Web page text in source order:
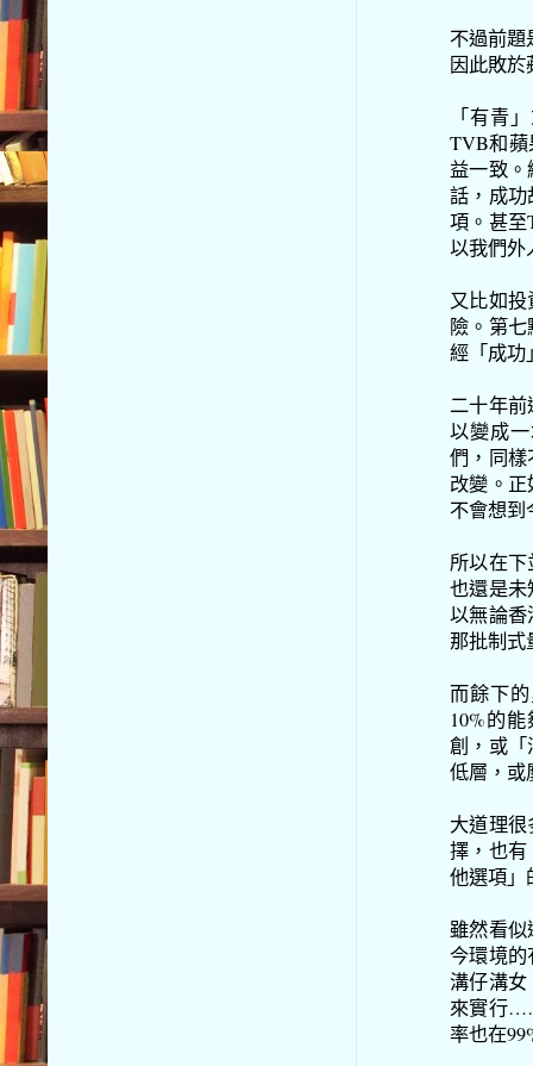
不過前
因此敗於
「有青
TVB和蘋
益一致
話，成
項。甚
以我們外
又比如
險。第
經「成功
二十年
以變成
們，同
改變。
不會想到
所以在
也還是
以無論
那批制式
而餘下
10%的
創，或
低層，或
大道理
擇，也
他選項」
雖然看
今環境
溝仔溝
來實行
率也在